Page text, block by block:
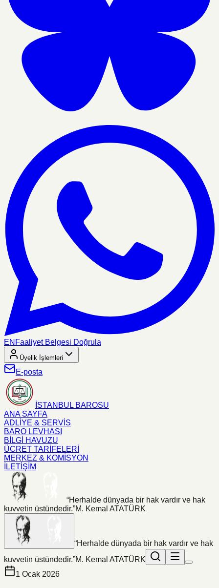
EN Faaliyet Belgesi Doğrula
Üyelik İşlemleri
E-posta
İSTANBUL BAROSU
ANA SAYFA
ADLİYE & SERVİS
BARO LEVHASI
BİLGİ HAVUZU
ÜCRET TARİFELERİ
MERKEZ & KOMİSYON
İLETİŞİM
“Herhalde dünyada bir hak vardır ve hak
kuvvetin üstündedir.”M. Kemal ATATÜRK
“Herhalde dünyada bir hak vardır ve hak
kuvvetin üstündedir.”M. Kemal ATATÜRK
1 Ocak 2026